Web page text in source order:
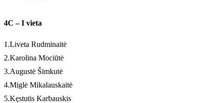
4C – I vieta
1.Liveta Rudminaitė
2.Karolina Mociūtė
3.Augustė Šimkutė
4.Miglė Mikalauskaitė
5.Kęstutis Karbauskis